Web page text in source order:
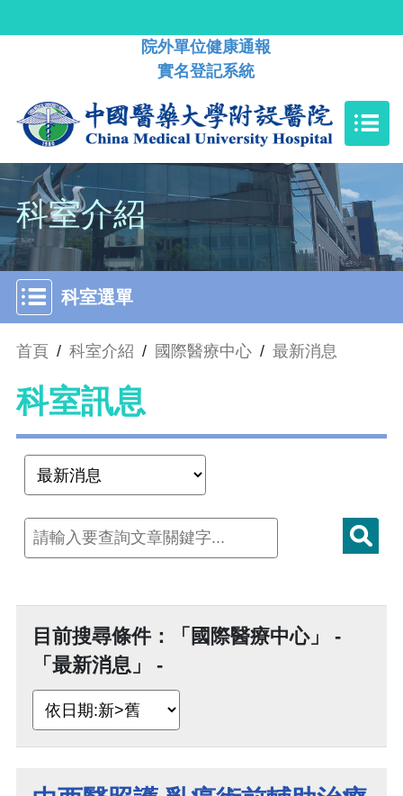
院外單位健康通報
實名登記系統
科室介紹
科室選單
首頁 / 科室介紹 / 國際醫療中心 / 最新消息
科室訊息
目前搜尋條件：「國際醫療中心」 -
「最新消息」 -